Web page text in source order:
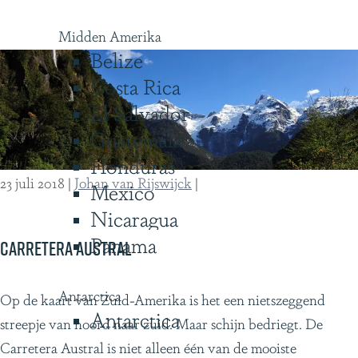
Midden Amerika
Belize
Costa Rica
El Salvador
Guatemala
Honduras
Mexico
Nicaragua
Panama
Antarctica
Antarctica
a
z
ú
:
e
e
n
e
r
i
Carretera Austral
23 juli 2018 |Johan van Rijswijck |
C
a
r
Op de kaart van Zuid-Amerika is het een nietszeggend
streepje van noord naar zuid. Maar schijn bedriegt. De
Carretera Austral is niet alleen één van de mooiste